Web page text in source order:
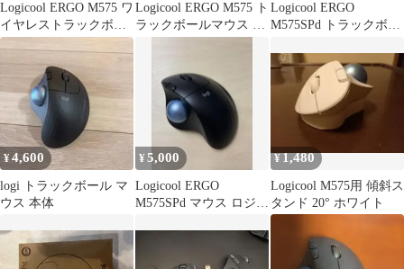
Logicool ERGO M575 ワ
イヤレストラックボー
ル
Logicool ERGO M575 ト
ラックボールマウス ケ
Logicool ERGO
M575SPd トラックボー
¥4,600
logi トラックボール マ
ウス 本体
¥5,000
Logicool ERGO
M575SPd マウス ロジク
¥1,480
Logicool M575用 傾斜ス
タンド 20° ホワイト